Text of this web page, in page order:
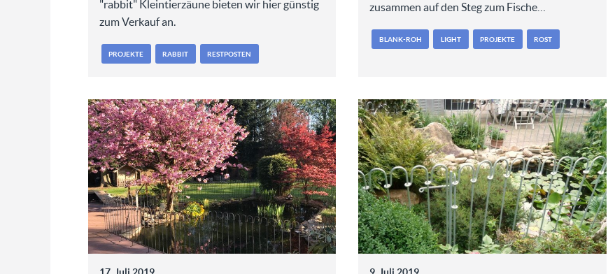
"rabbit" Kleintierzäune bieten wir hier günstig
zum Verkauf an.
PROJEKTE RABBIT RESTPOSTEN
zusammen auf den Steg zum Fische…
BLANK-ROH LIGHT PROJEKTE ROST